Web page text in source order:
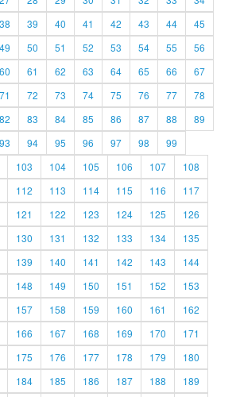
38 39 40 41 42 43 44
45
49 50 51 52 53 54 55
56
60 61 62 63 64 65 66
67
71 72 73 74 75 76 77
78
82 83 84 85 86 87 88
89
93 94 95 96 97 98
99
103 104 105 106 107
108
112 113 114 115 116
117
121 122 123 124 125
126
130 131 132 133 134
135
139 140 141 142 143
144
148 149 150 151 152
153
157 158 159 160 161
162
166 167 168 169 170
171
175 176 177 178 179
180
184 185 186 187 188
189